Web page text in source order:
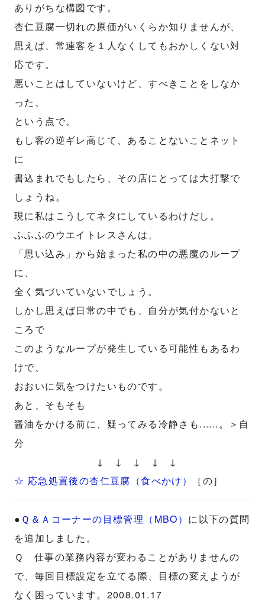
ありがちな構図です。
杏仁豆腐一切れの原価がいくらか知りませんが、
思えば、常連客を１人なくしてもおかしくない対
応です。
悪いことはしていないけど、すべきことをしなか
った、
という点で。
もし客の逆ギレ高じて、あることないことネット
に
書込まれでもしたら、その店にとっては大打撃で
しょうね。
現に私はこうしてネタにしているわけだし。
ふふふのウエイトレスさんは、
「思い込み」から始まった私の中の悪魔のループ
に、
全く気づいていないでしょう。
しかし思えば日常の中でも、自分が気付かないと
ころで
このようなループが発生している可能性もあるわ
けで、
おおいに気をつけたいものです。
あと、そもそも
醤油をかける前に、疑ってみる冷静さも......。＞自
分
↓ ↓ ↓ ↓ ↓
☆ 応急処置後の杏仁豆腐（食べかけ）
［の］
● Ｑ＆Ａコーナーの目標管理（MBO） に以下の質問
を追加しました。
Ｑ 仕事の業務内容が変わることがありませんの
で、毎回目標設定を立てる際、目標の変えようが
なく困っています。2008.01.17